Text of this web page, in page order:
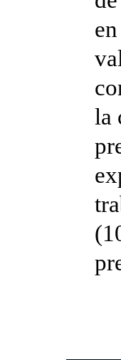
la